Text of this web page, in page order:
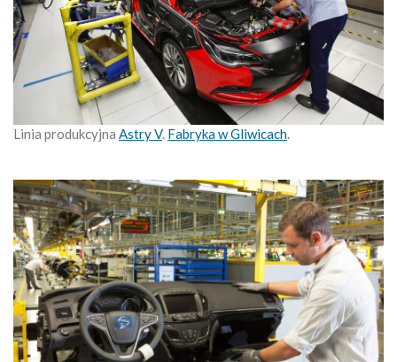
Linia produkcyjna Astry V. Fabryka w Gliwicach.